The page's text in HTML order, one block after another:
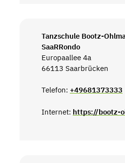
Tanzschule Bootz-
SaaRRondo
Europaallee 4a
66113 Saarbrücken
Telefon: +49681373333
Internet: https://bootz-